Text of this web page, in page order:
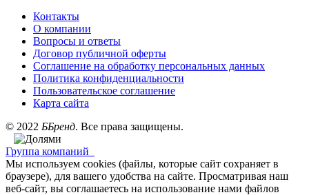
Контакты
О компании
Вопросы и ответы
Договор публичной оферты
Соглашение на обработку персональных данных
Политика конфиденциальности
Пользовательское соглашение
Карта сайта
© 2022 ББренд. Все права защищены.
Группа компаний
Мы используем cookies (файлы, которые сайт сохраняет в
браузере), для вашего удобства на сайте. Просматривая наш
веб-сайт, вы соглашаетесь на использование нами файлов